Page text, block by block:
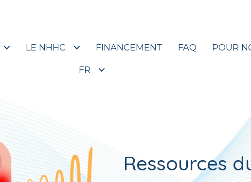
Merci à Sudbury d’avoir voté pour notre clinique d’audiologie
LE NHHC FINANCEMENT FAQ POUR
FR
Ressources